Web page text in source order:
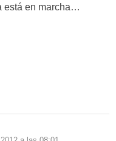
está en marcha…